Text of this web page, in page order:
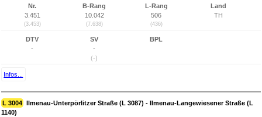
Nr.
3.451
(3.453)
B-Rang
10.042
(7.638)
L-Rang
506
(436)
Land
TH
DTV
-
SV
-
(-)
BPL
Infos...
L 3004 Ilmenau-Unterpörlitzer Straße (L 3087) - Ilmenau-Langewiesener Straße (L
1140)